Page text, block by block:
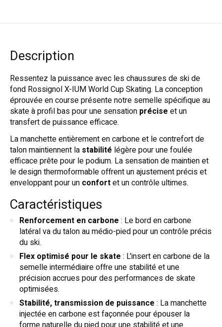
Description
Ressentez la puissance avec les chaussures de ski de
fond Rossignol X-IUM World Cup Skating. La conception
éprouvée en course présente notre semelle spécifique au
skate à profil bas pour une sensation précise et un
transfert de puissance efficace.
La manchette entièrement en carbone et le contrefort de
talon maintiennent la stabilité légère pour une foulée
efficace prête pour le podium. La sensation de maintien et
le design thermoformable offrent un ajustement précis et
enveloppant pour un confortet un contrôle ultimes.
Caractéristiques
Renforcement en carbone : Le bord en carbone
latéral va du talon au médio-pied pour un contrôle précis
du ski.
Flex optimisé pour le skate : L'insert en carbone de la
semelle intermédiaire offre une stabilité et une
précision accrues pour des performances de skate
optimisées.
Stabilité, transmission de puissance : La manchette
injectée en carbone est façonnée pour épouser la